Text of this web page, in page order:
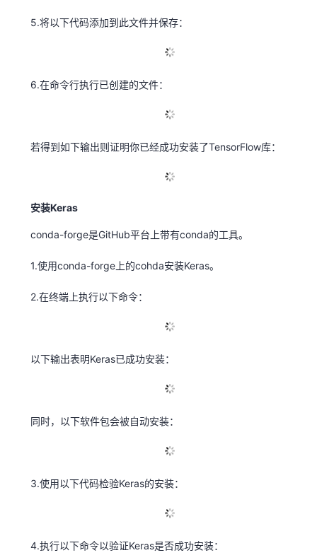
5.将以下代码添加到此文件并保存：
6.在命令行执行已创建的文件：
若得到如下输出则证明你已经成功安装了TensorFlow库：
安装Keras
conda-forge是GitHub平台上带有conda的工具。
1.使用conda-forge上的cohda安装Keras。
2.在终端上执行以下命令：
以下输出表明Keras已成功安装：
同时，以下软件包会被自动安装：
3.使用以下代码检验Keras的安装：
4.执行以下命令以验证Keras是否成功安装：